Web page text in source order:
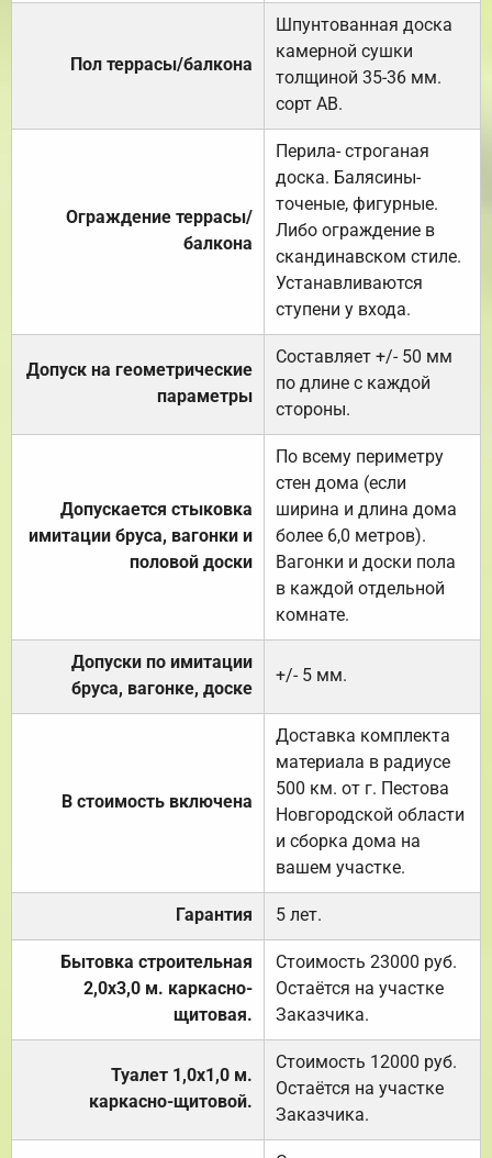
Пол террасы/балкона
Шпунтованная доска
камерной сушки
толщиной 35-36 мм.
сорт АВ.
Ограждение террасы/
балкона
Перила- строганая
доска. Балясины-
точеные, фигурные.
Либо ограждение в
скандинавском стиле.
Устанавливаются
ступени у входа.
Допуск на геометрические
параметры
Составляет +/- 50 мм
по длине с каждой
стороны.
Допускается стыковка
имитации бруса, вагонки и
половой доски
По всему периметру
стен дома (если
ширина и длина дома
более 6,0 метров).
Вагонки и доски пола
в каждой отдельной
комнате.
Допуски по имитации
бруса, вагонке, доске
+/- 5 мм.
В стоимость включена
Доставка комплекта
материала в радиусе
500 км. от г. Пестова
Новгородской области
и сборка дома на
вашем участке.
Гарантия 5 лет.
Бытовка строительная
2,0х3,0 м. каркасно-
щитовая.
Стоимость 23000 руб.
Остаётся на участке
Заказчика.
Туалет 1,0х1,0 м.
каркасно-щитовой.
Стоимость 12000 руб.
Остаётся на участке
Заказчика.